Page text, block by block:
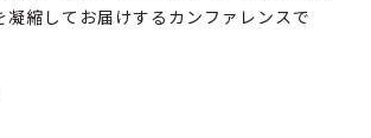
凝縮してお届けするカンファレンスで